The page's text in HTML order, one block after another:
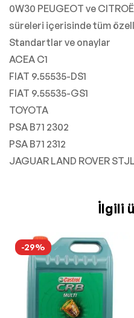
0W30 PEUGEOT ve
süreleri içerisinde tüm
Standartlar ve onaylar
ACEA C1
FIAT 9.55535-DS1
FIAT 9.55535-GS1
TOYOTA
PSA B71 2302
PSA B71 2312
JAGUAR LAND ROVER
İlgili
-29%